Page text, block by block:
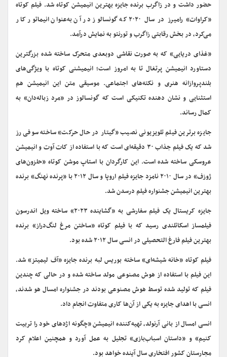
حضور داشت و در زاگرب برنده جایزه بهترین انیمیشن کوتاه شد. فیلم کوتاه
«کراوات» رامیرز در سال ۲۰۲۰ که گونسالوز در آن به‌عنوان انیماتور کار
می‌کرد، در بخش رقابتی زاگرب و تورنتو به نمایش درآمد.
«غذای دریایی» که به صورت نقاشی دوبعدی متحرک ساخته شده بزرگترین
دستاورد انیمیشن پرتغال تا به امروز است؛ انیمیشنی کوتاه با ویژگی‌های
بلندپروازانه هنری و نکته‌های اجتماعی. موسیقی متن این انیمیشن هم
استثنایی و نشان دهنده تکنیکی است که گونسالوز در «مرد زباله‌دان» به
کمال رساند.
جایزه برترین فیلم تلویزیونی نصیب «گیتار در حال حرکت» ساخته سوفی رز
شد که یک فیلم جذاب ۳۰ دقیقه‌ای است که با استفاده از کات آوت و انیمیشن
عروسکی ساخته شده است. این کارگردان با استاپ موشن کوتاه «حلزون‌های
ژوزف» در سال ۲۰۱۰ نامزد جایزه فیلم اروپا و سال ۲۰۱۲ با «پرنده نهنگ» برنده
بهترین انیمیشن جشنواره فیلم درسدن شد.
جایزه کریستال یک فیلم سفارشی به «گشاینده ۲۰۲۳» ساخته ویل اندرسون
فیلمساز اسکاتلندی رسید که با فیلم کوتاه «ساختن مرغ لنگ‌دراز» برنده
بهترین فیلم فارغ التحصیلی در انسی سال ۲۰۱۲ شده بود.
فیلم کوتاه «خانه شیشه‌ای» ساخته بوریس لبه برنده جایزه «آف لیمیتز» شد.
این فیلم با استفاده از هوش مصنوعی مولد ساخته شده و در حالی که چندین
فیلم که تولید شده توسط هوش مصنوعی بودند در جشنواره امسال هو شدند،
انسی با اهدای جایزه به یکی از آن‌ها کاری متفاوت انجام داد.
انسی امسال از بانی آرنولد، تهیه‌کننده انیمیشن «چگونه اژدهای خود را تربیت
کنیم» و «داستان اسباب‌بازی» تجلیل به عمل آورد و همچنین اعلام کرد
مجارستان کشور افتخاری سال آینده خواهد بود.